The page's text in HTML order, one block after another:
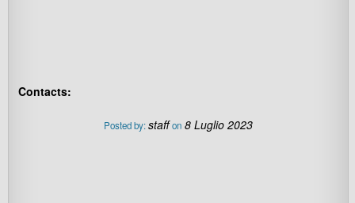
Contacts:
Posted by:staff on 8 Luglio 2023